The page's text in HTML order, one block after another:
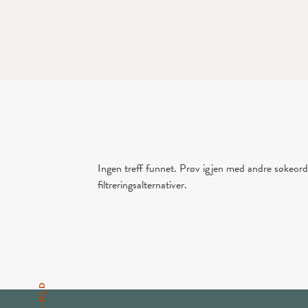
Ingen treff funnet. Prøv igjen med andre
filtreringsalternativer.